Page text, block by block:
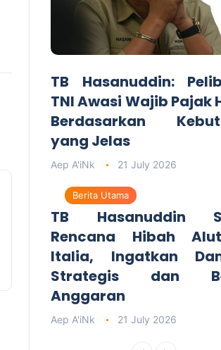
TB Hasanuddin:
TNI Awasi Wajib Pajak
Berdasarkan
yang Jelas
Aep A'iNk 21 July 2026
Berita Utama
TB Hasanuddin
Rencana Hibah
Italia, Ingatkan
Strategis dan
Anggaran
Aep A'iNk 21 July 2026